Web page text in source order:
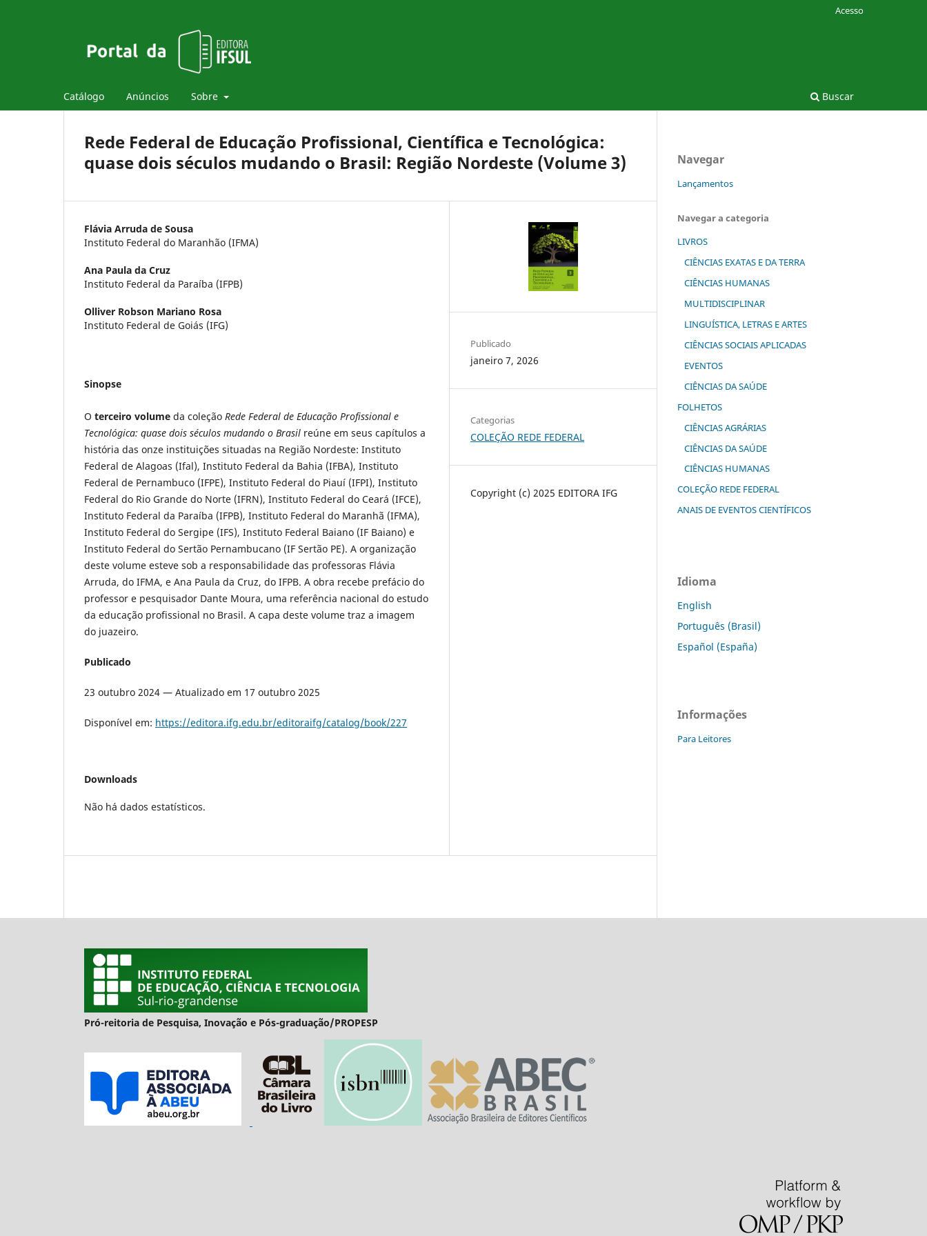
Catálogo Anúncios Sobre Buscar
Acesso
Rede Federal de Educação Profissional, Científica e Tecnológica:
quase dois séculos mudando o Brasil: Região Nordeste (Volume 3)
Flávia Arruda de Sousa
Instituto Federal do Maranhão (IFMA)
Ana Paula da Cruz
Instituto Federal da Paraíba (IFPB)
Olliver Robson Mariano Rosa
Instituto Federal de Goiás (IFG)
Sinopse
O terceiro volume da coleção Rede Federal de Educação Profissional e
Tecnológica: quase dois séculos mudando o Brasil reúne em seus capítulos a
história das onze instituições situadas na Região Nordeste: Instituto
Federal de Alagoas (Ifal), Instituto Federal da Bahia (IFBA), Instituto
Federal de Pernambuco (IFPE), Instituto Federal do Piauí (IFPI), Instituto
Federal do Rio Grande do Norte (IFRN), Instituto Federal do Ceará (IFCE),
Instituto Federal da Paraíba (IFPB), Instituto Federal do Maranhã (IFMA),
Instituto Federal do Sergipe (IFS), Instituto Federal Baiano (IF Baiano) e
Instituto Federal do Sertão Pernambucano (IF Sertão PE). A organização
deste volume esteve sob a responsabilidade das professoras Flávia
Arruda, do IFMA, e Ana Paula da Cruz, do IFPB. A obra recebe prefácio do
professor e pesquisador Dante Moura, uma referência nacional do estudo
da educação profissional no Brasil. A capa deste volume traz a imagem
do juazeiro.
Publicado
23 outubro 2024 — Atualizado em 17 outubro 2025
Disponível em: https://editora.ifg.edu.br/editoraifg/catalog/book/227
Downloads
Não há dados estatísticos.
Publicado
janeiro 7, 2026
Categorias
COLEÇÃO REDE FEDERAL
Copyright (c) 2025 EDITORA IFG
Navegar
Lançamentos
Navegar a categoria
LIVROS
CIÊNCIAS EXATAS E DA TERRA
CIÊNCIAS HUMANAS
MULTIDISCIPLINAR
LINGUÍSTICA, LETRAS E ARTES
CIÊNCIAS SOCIAIS APLICADAS
EVENTOS
CIÊNCIAS DA SAÚDE
FOLHETOS
CIÊNCIAS AGRÁRIAS
CIÊNCIAS DA SAÚDE
CIÊNCIAS HUMANAS
COLEÇÃO REDE FEDERAL
ANAIS DE EVENTOS CIENTÍFICOS
Idioma
English
Português (Brasil)
Español (España)
Informações
Para Leitores
Pró-reitoria de Pesquisa, Inovação e Pós-graduação/PROPESP